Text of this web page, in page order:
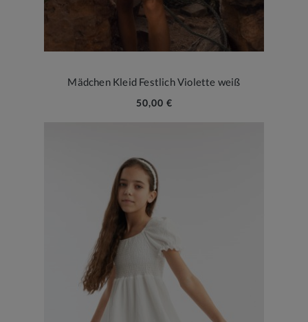
Mädchen Kleid Festlich Violette weiß
50,00 €